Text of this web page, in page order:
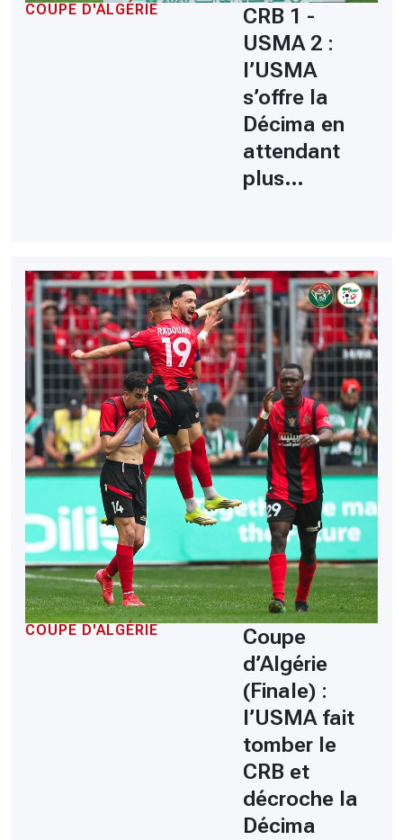
COUPE D'ALGÉRIE
CRB 1 -
USMA 2 :
l’USMA
s’offre la
Décima en
attendant
plus…
COUPE D'ALGÉRIE
Coupe
d’Algérie
(Finale) :
l’USMA fait
tomber le
CRB et
décroche la
Décima